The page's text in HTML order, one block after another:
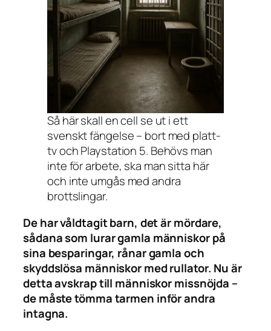
Så här skall en cell se ut i ett
svenskt fängelse – bort med platt-
tv och Playstation 5. Behövs man
inte för arbete, ska man sitta här
och inte umgås med andra
brottslingar.
De har våldtagit barn, det är mördare,
sådana som lurar gamla människor på
sina besparingar, rånar gamla och
skyddslösa människor med rullator. Nu är
detta avskrap till människor missnöjda –
de måste tömma tarmen inför andra
intagna.